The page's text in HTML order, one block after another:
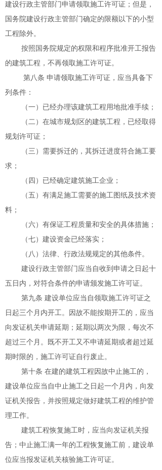
建设行政主管部门申请领取施工许可证；但是，
国务院建设行政主管部门确定的限额以下的小型
工程除外。
按照国务院规定的权限和程序批准开工报告
的建筑工程，不再领取施工许可证。
第八条 申请领取施工许可证，应当具备下
列条件：
（一）已经办理该建筑工程用地批准手续；
（二）在城市规划区的建筑工程，已经取得
规划许可证；
（三）需要拆迁的，其拆迁进度符合施工要
求；
（四）已经确定建筑施工企业；
（五）有满足施工需要的施工图纸及技术资
料；
（六）有保证工程质量和安全的具体措施；
（七）建设资金已经落实；
（八）法律、行政法规规定的其他条件。
建设行政主管部门应当自收到申请之日起十
五日内，对符合条件的申请颁发施工许可证。
第九条 建设单位应当自领取施工许可证之
日起三个月内开工。因故不能按期开工的，应当
向发证机关申请延期；延期以两次为限，每次不
超过三个月。既不开工又不申请延期或者超过延
期时限的，施工许可证自行废止。
第十条 在建的建筑工程因故中止施工的，
建设单位应当自中止施工之日起一个月内，向发
证机关报告，并按照规定做好建筑工程的维护管
理工作。
建筑工程恢复施工时，应当向发证机关报
告；中止施工满一年的工程恢复施工前，建设单
位应当报发证机关核验施工许可证。